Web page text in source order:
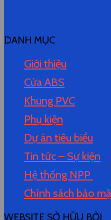
DANH MỤC
Giới thiệu
Cửa ABS
Khung PVC
Phụ kiện
Dự án tiêu biểu
Tin tức – Sự kiện
Hệ thống NPP
Chính sách bảo
WEBSITE SỞ HỮU BỞI